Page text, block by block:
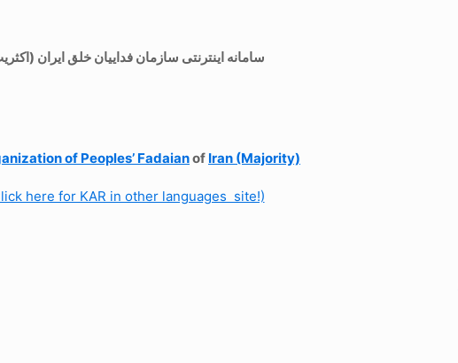
سامانه اینترنتی سازمان فداییان خلق ایران
of Peoples’ Fadaianof Iran (Majority)
here for KAR in other languages site!)